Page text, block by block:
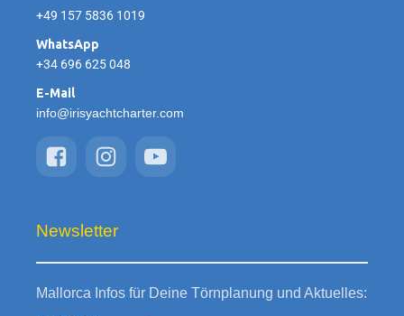
+49 157 5836 1019
WhatsApp
+34 696 625 048
E-Mail
info@irisyachtcharter.com
Newsletter
Mallorca Infos für Deine Törnplanung und Aktuelles: